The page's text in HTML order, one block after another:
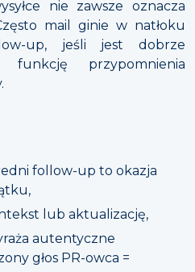
nie zawsze oznacza
mail ginie w natłoku
up, jeśli jest dobrze
funkcję przypomnienia
follow-up to okazja
lub aktualizację,
autentyczne
głos PR-owca =